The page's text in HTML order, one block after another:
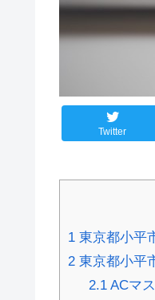
Twitter
1 東京都小平
2 東京都小平
2.1ACマ